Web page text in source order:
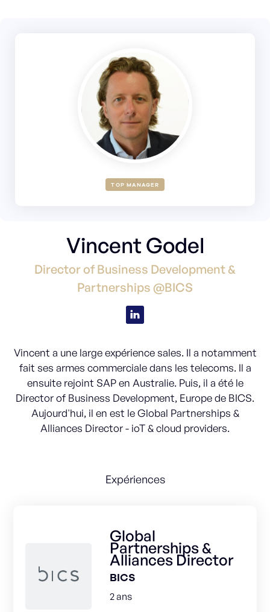
TOP MANAGER
Vincent Godel
Director of Business Development &
Partnerships @BICS
Vincent a une large expérience sales. Il a notamment
fait ses armes commerciale dans les telecoms. Il a
ensuite rejoint SAP en Australie. Puis, il a été le
Director of Business Development, Europe de BICS.
Aujourd'hui, il en est le Global Partnerships &
Alliances Director - ioT & cloud providers.
Expériences
Global
Partnerships &
Alliances Director
BICS
2 ans